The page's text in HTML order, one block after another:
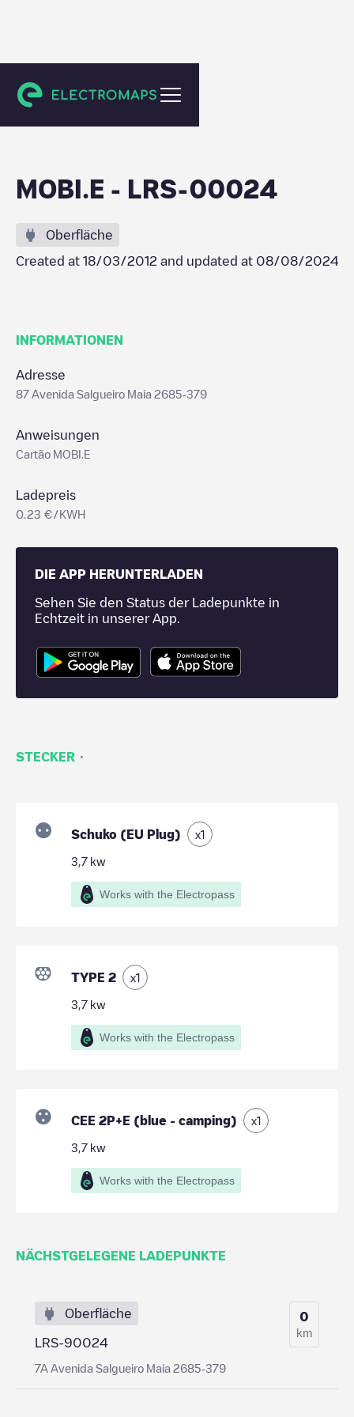
Prior Velho
MOBI.E - LRS-00024
Oberfläche
Created at 18/03/2012 and updated at 08/08/2024
INFORMATIONEN
Adresse
87 Avenida Salgueiro Maia 2685-379
Anweisungen
Cartão MOBI.E
Ladepreis
0.23 €/KWH
DIE APP HERUNTERLADEN
Sehen Sie den Status der Ladepunkte in
Echtzeit in unserer App.
STECKER ·
Schuko (EU Plug) x1
3,7 kw
Works with the Electropass
TYPE 2 x1
3,7 kw
Works with the Electropass
CEE 2P+E (blue - camping) x1
3,7 kw
Works with the Electropass
NÄCHSTGELEGENE LADEPUNKTE
Oberfläche
LRS-90024
7A Avenida Salgueiro Maia 2685-379
0
km